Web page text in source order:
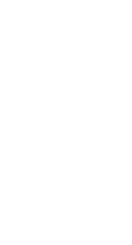
Barczewo, Bardo,